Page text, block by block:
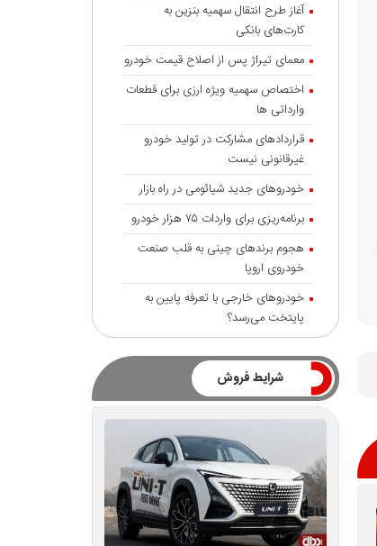
آغاز طرح انتقال سهمیه بنزین به
کارت‌های بانکی
معمای تیراژ پس از اصلاح قیمت خودرو
اختصاص سهمیه ویژه ارزی برای قطعات
وارداتی ها
قراردادهای مشارکت در تولید خودرو
غیرقانونی نیست
خودروهای جدید شیائومی در راه بازار
برنامه‌ریزی برای واردات ۷۵ هزار خودرو
هجوم برندهای چینی به قلب صنعت
خودروی اروپا
خودروهای خارجی با تعرفه پایین به
پایتخت می‌رسد؟
شرایط فروش